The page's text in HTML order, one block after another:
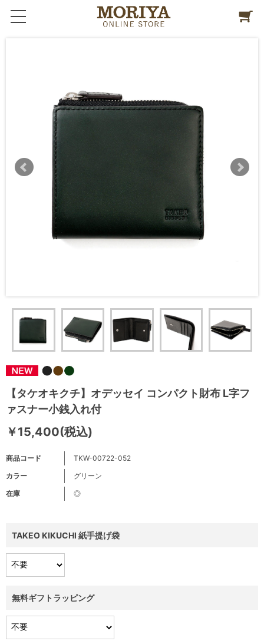
【タケオキクチ】オデッセイ コンパクト財布 L字フ
ァスナー小銭入れ付
￥15,400(税込)
商品コード
TKW-00722-052
カラー
グリーン
在庫
◎
TAKEO KIKUCHI 紙手提げ袋
無料ギフトラッピング